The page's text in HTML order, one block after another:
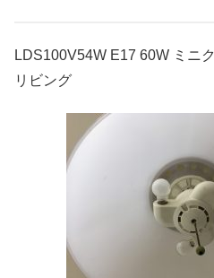
LDS100V54W E17 60W ミニ
リビング